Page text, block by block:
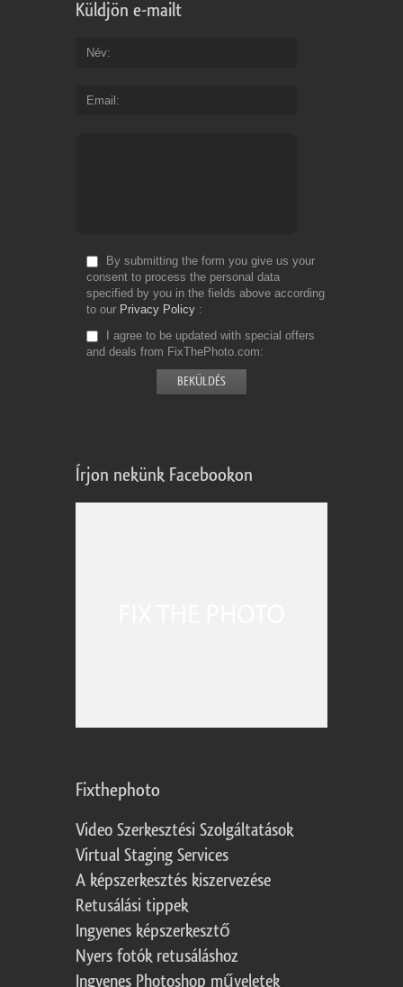
Küldjön e-mailt
Név
Email
By submitting the form you give us your
consent to process the personal data
specified by you in the fields above according
to our Privacy Policy
I agree to be updated with special offers
and deals from FixThePhoto.com
Írjon nekünk Facebookon
Fixthephoto
Video Szerkesztési Szolgáltatások
Virtual Staging Services
A képszerkesztés kiszervezése
Retusálási tippek
Ingyenes képszerkesztő
Nyers fotók retusáláshoz
Ingyenes Photoshop műveletek